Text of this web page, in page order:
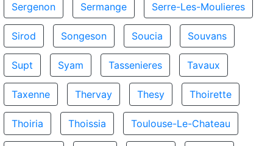
Sergenon Sermange Serre-Les-Moulieres
Sirod Songeson Soucia Souvans
Supt Syam Tassenieres Tavaux
Taxenne Thervay Thesy Thoirette
Thoiria Thoissia Toulouse-Le-Chateau